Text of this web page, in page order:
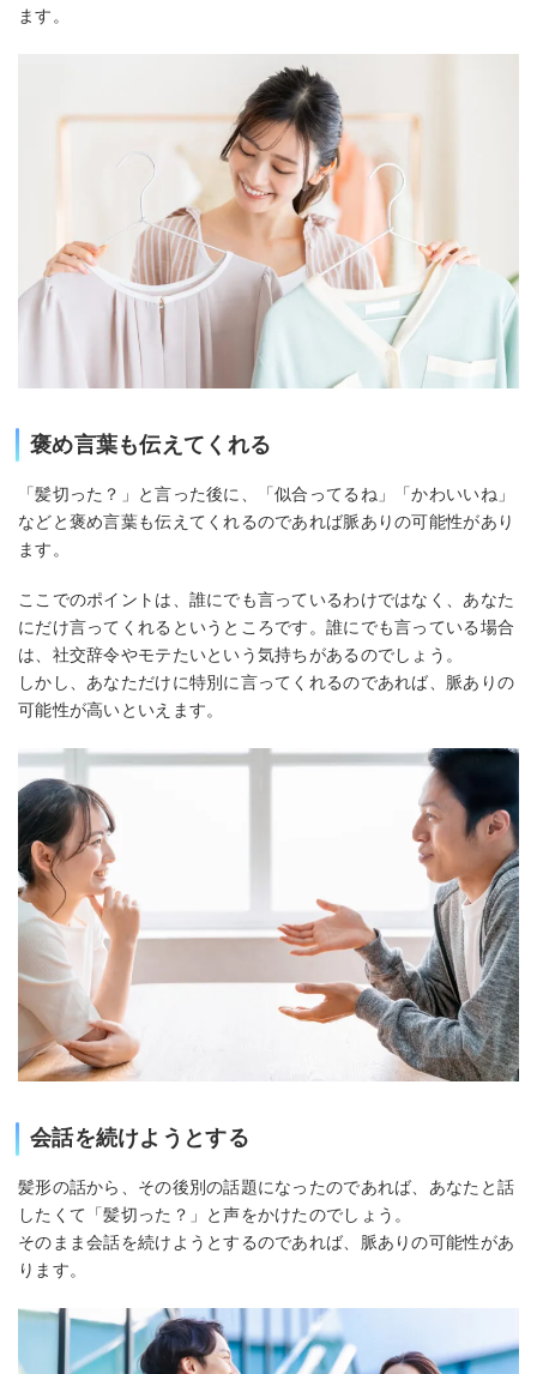
ます。
褒め言葉も伝えてくれる
「髪切った？」と言った後に、「似合ってるね」「かわいいね」
などと褒め言葉も伝えてくれるのであれば脈ありの可能性があり
ます。
ここでのポイントは、誰にでも言っているわけではなく、あなた
にだけ言ってくれるというところです。誰にでも言っている場合
は、社交辞令やモテたいという気持ちがあるのでしょう。
しかし、あなただけに特別に言ってくれるのであれば、脈ありの
可能性が高いといえます。
会話を続けようとする
髪形の話から、その後別の話題になったのであれば、あなたと話
したくて「髪切った？」と声をかけたのでしょう。
そのまま会話を続けようとするのであれば、脈ありの可能性があ
ります。